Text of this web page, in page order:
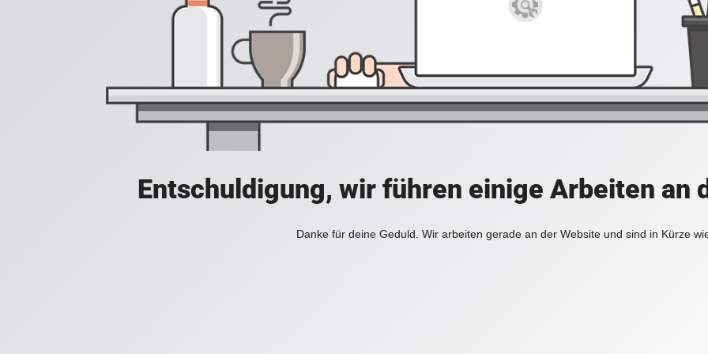
Entschuldigung, wir führen einige Arbeiten an
Danke für deine Geduld. Wir arbeiten gerade an der Website und sind in Kürze